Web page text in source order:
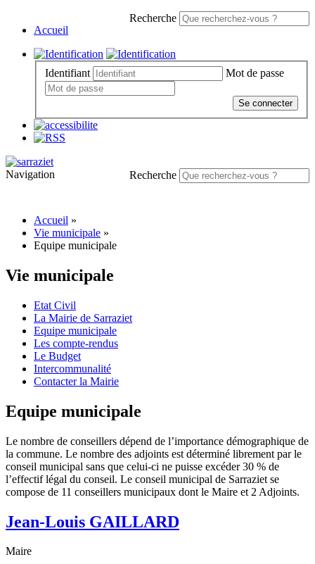
Recherche
Accueil
Identifiant Mot de passe
Se connecter
Recherche
Navigation
Accueil »
Vie municipale »
Equipe municipale
Vie municipale
Etat Civil
La Mairie de Sarraziet
Equipe municipale
Les compte-rendus
Le Budget
Intercommunalité
Contacter la Mairie
Equipe municipale
Le nombre de conseillers dépend de l’importance démographique de
la commune. Le nombre des adjoints est déterminé librement par le
conseil municipal sans que celui-ci ne puisse excéder 30 % de
l’effectif légal du conseil. Le conseil municipal de Sarraziet se
compose de 11 conseillers municipaux dont le Maire et 2 Adjoints.
Jean-Louis GAILLARD
Maire